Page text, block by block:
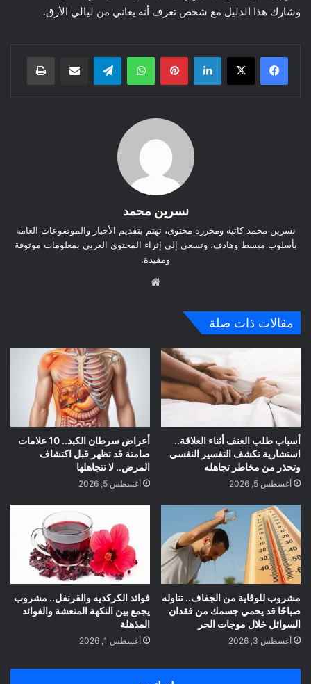
وشارك هذا الدليل مع شخص تعرف أنه يعاني من ليالي الأرق.
لينكدإن بينتيريست واتساب
نسرين محمد
نسرين محمد كاتبة ومحررة محتوى، تهتم بتقديم الأخبار والموضوعات العامة
بأسلوب مبسط وهادف، وتسعى إلى إثراء المحتوى العربي بمعلومات موثوقة
ومفيدة.
مقالات ذات صلة
أسباب طلب العنف أثناء العلاقة..
استشارية تكشف التفسير النفسي
وتحذر من مخاطر تجاهله
أغسطس 5, 2026
أعراض سرطان الكبد.. 10 علامات
صامتة قد تظهر قبل اكتشاف
المرض.. لا تتجاهلها
أغسطس 5, 2026
مشروب للوقاية من الجفاف.. تناوله
صباحًا قد يحمي جسمك من فقدان
السوائل خلال موجات الحر
أغسطس 3, 2026
فوائد الكركديه والقرنفل.. مشروب
يجمع بين النكهة المنعشة والفوائد
المذهلة
أغسطس 1, 2026